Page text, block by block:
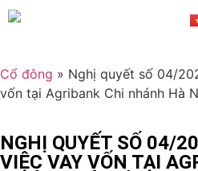
Cổ đông » Nghị quyết số 04/
vốn tại Agribank Chi nhánh Hà
NGHỊ QUYẾT SỐ 04/
VIỆC VAY VỐN TẠI